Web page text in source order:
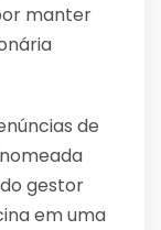
manter
de
gestor
em uma